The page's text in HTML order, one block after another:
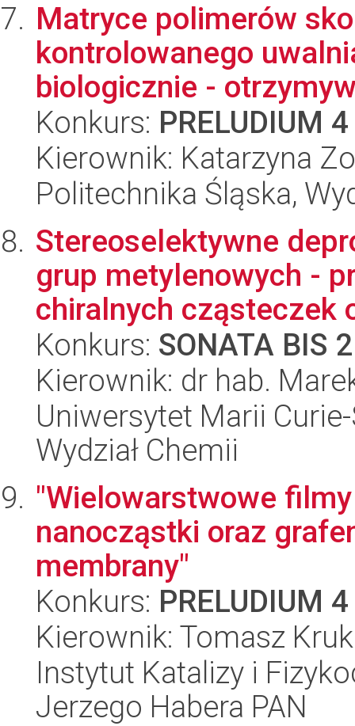
Matryce polimerów
kontrolowanego
biologicznie -
Konkurs: PRELUDIUM 4
Kierownik: Katarzyna
Politechnika Śląska,
Stereoselektywne
grup metylenowych -
chiralnych cząsteczek
Konkurs: SONATA BIS 2
Kierownik: dr hab.
Uniwersytet Marii
Wydział Chemii
"Wielowarstwowe
nanocząstki oraz
membrany"
Konkurs: PRELUDIUM 4
Kierownik: Tomasz Kruk
Instytut Katalizy i
Jerzego Habera PAN